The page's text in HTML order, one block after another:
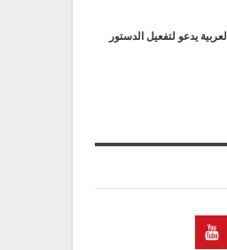
يدعو لتفعيل الدستور